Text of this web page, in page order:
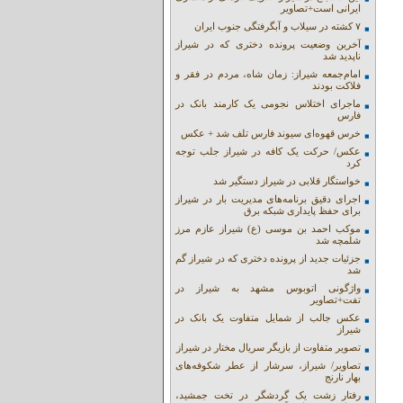
ایرانی است+تصاویر
۷ کشته در سیلاب و آبگرفتگی جنوب ایران
آخرین وضعیت پرونده دختری که در شیراز
ناپدید شد
امام‌جمعه شیراز: زمان شاه، مردم در فقر و
فلاکت بودند
ماجرای اختلاس نجومی یک کارمند بانک در
فارس
خرس قهوه‌ای سیوند فارس تلف شد + عکس
عکس/ حرکت یک کافه در شیراز جلب توجه
کرد
خواستگار قلابی در شیراز دستگیر شد
اجرای دقیق برنامه‌های مدیریت بار در شیراز
برای حفظ پایداری شبکه برق
موکب احمد بن موسی (ع) شیراز عازم مرز
شلمچه شد
جزئیات جدید از پرونده دختری که در شیراز گم
شد
واژگونی اتوبوس مشهد به شیراز در
تفت+تصاویر
عکس جالب از شمایل متفاوت یک بانک در
شیراز
تصویر متفاوت از بازیگر سریال مختار در شیراز
تصاویر/ شیراز، سرشار از عطر شکوفه‌های
بهار نارنج
رفتار زشت یک گردشگر در تخت جمشید،